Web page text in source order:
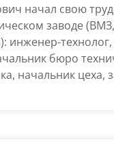
начал свою
заводе
инженер-
бюро
начальник цеха,